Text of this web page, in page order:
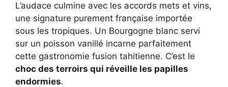
L’audace culmine avec les accords mets et vins,
une signature purement française importée
sous les tropiques. Un Bourgogne blanc servi
sur un poisson vanillé incarne parfaitement
cette gastronomie fusion tahitienne. C’est le
choc des terroirs qui réveille les papilles
endormies.